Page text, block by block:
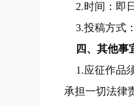
2.时间：即
3.投稿方式
四、其他事
1.应征作品
承担一切法律